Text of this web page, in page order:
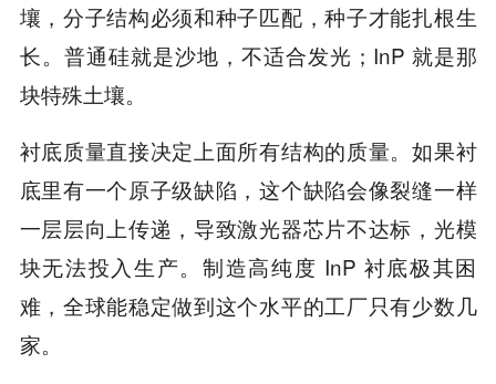
壤，分子结构必须和种子匹配，种子才能扎根生
长。普通硅就是沙地，不适合发光；InP 就是那
块特殊土壤。
衬底质量直接决定上面所有结构的质量。如果衬
底里有一个原子级缺陷，这个缺陷会像裂缝一样
一层层向上传递，导致激光器芯片不达标，光模
块无法投入生产。制造高纯度 InP 衬底极其困
难，全球能稳定做到这个水平的工厂只有少数几
家。